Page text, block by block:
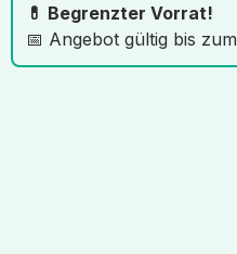
💊 Begrenzter Vorrat!
📅 Angebot gültig bis zum